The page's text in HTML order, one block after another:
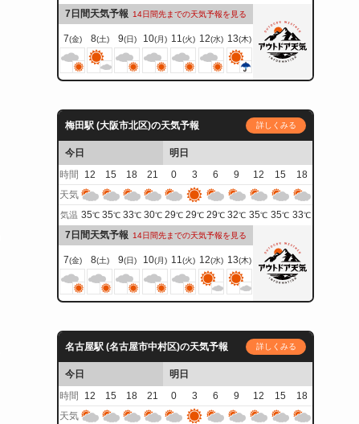
7日間天気予報 14日間先までの天気予報を見る
7(金) 8(土) 9(日) 10(月) 11(火) 12(水) 13(木)
梅田駅 (大阪市北区)の天気予報 詳しくみる
今日
明日
時間
12 15 18 21 0 3 6 9 12 15
18
天気
気温 35℃ 35℃ 33℃ 30℃ 29℃ 29℃ 29℃ 32℃ 35℃ 35℃ 33℃
7日間天気予報 14日間先までの天気予報を見る
7(金) 8(土) 9(日) 10(月) 11(火) 12(水) 13(木)
名古屋駅 (名古屋市中村区)の天気予報 詳しくみる
今日
明日
時間
12 15 18 21 0 3 6 9 12 15
18
天気